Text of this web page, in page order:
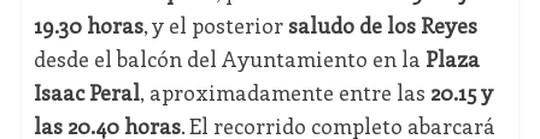
19.30 horas, y el posteriorsaludo de los Reyes
desde el balcón del Ayuntamiento en la Plaza
Isaac Peral, aproximadamente entre las 20.15 y
las 20.40 horas. El recorrido completo abarcará